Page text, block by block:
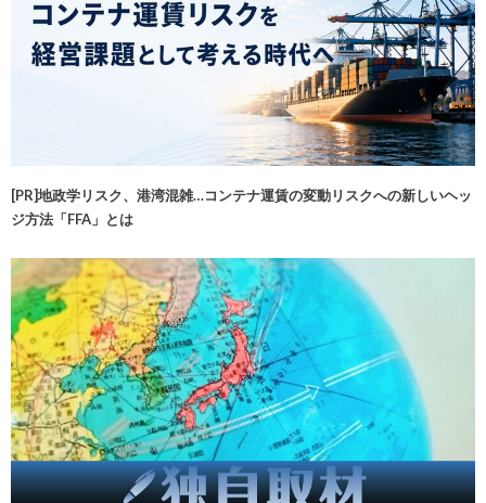
[PR]地政学リスク、港湾混雑…コンテナ運賃の変動リスクへの新しいヘッ
ジ方法「FFA」とは